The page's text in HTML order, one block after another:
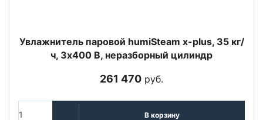
Увлажнитель паровой humiSteam x-plus, 35 кг/
ч, 3х400 В, неразборный цилиндр
261 470 руб.
В корзину